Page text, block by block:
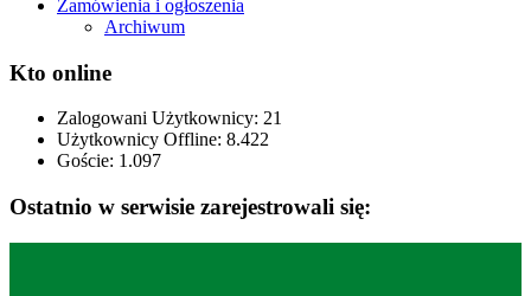
Zamówienia i ogłoszenia
Archiwum
Kto online
Zalogowani Użytkownicy: 21
Użytkownicy Offline: 8.422
Goście: 1.097
Ostatnio w serwisie zarejestrowali się: